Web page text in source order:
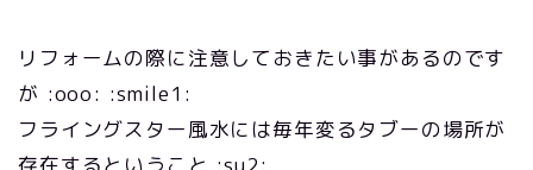
リフォームの際に注意しておきたい事があるのです
が :ooo: :smile1:
フライングスター風水には毎年変るタブーの場所が